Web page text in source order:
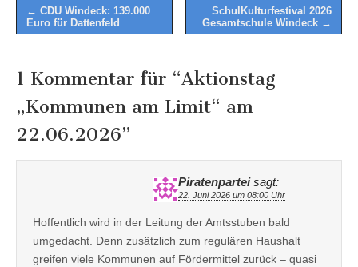
Post
navigation
← CDU Windeck: 139.000
Euro für Dattenfeld
SchulKulturfestival 2026
Gesamtschule Windeck →
1 Kommentar für “Aktionstag
„Kommunen am Limit“ am
22.06.2026”
Piratenpartei sagt:
22. Juni 2026 um 08:00 Uhr
Hoffentlich wird in der Leitung der Amtsstuben bald
umgedacht. Denn zusätzlich zum regulären Haushalt
greifen viele Kommunen auf Fördermittel zurück – quasi